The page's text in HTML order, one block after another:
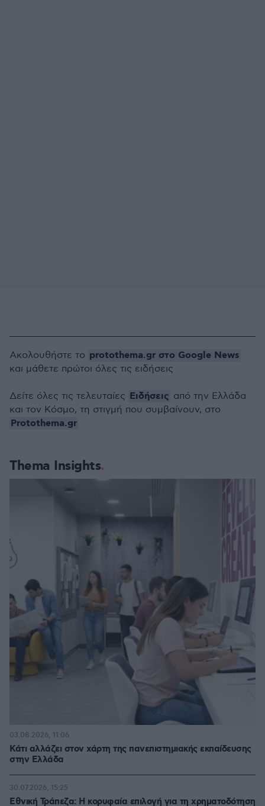
Thema Insights
Κάτι αλλάζει στον χάρτη της πανεπιστημιακής εκπαίδευσης
στην Ελλάδα
03.08.2026, 11:06
Εθνική Τράπεζα: Η κορυφαία επιλογή για τη χρηματοδότηση
30.07.2026, 15:25
Ακολουθήστε το protothema.gr στο Google News
και μάθετε πρώτοι όλες τις ειδήσεις
Δείτε όλες τις τελευταίες Ειδήσεις από την Ελλάδα
και τον Κόσμο, τη στιγμή που συμβαίνουν, στο
Protothema.gr